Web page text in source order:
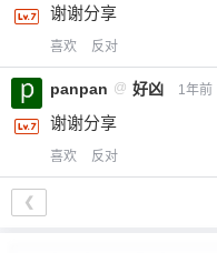
谢谢分享
喜欢 反对
panpan @ 好凶 1年前
谢谢分享
喜欢 反对
❮